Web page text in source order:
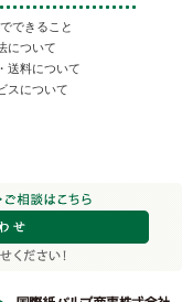
できること
について
送料について
スについて